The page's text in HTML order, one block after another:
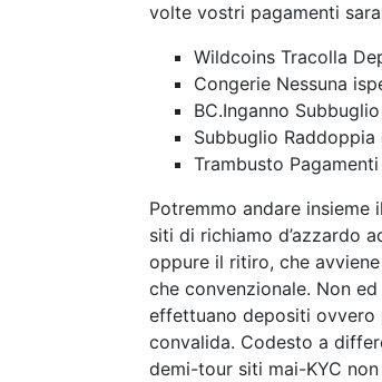
volte vostri pagamenti
Wildcoins Tracolla
Congerie Nessuna
BC.Inganno
Subbuglio
Trambusto
Potremmo andare
siti di richiamo d’azzardo
oppure il ritiro, che
che convenzionale. Non
effettuano depositi ovvero
convalida. Codesto a
demi-tour siti mai-KYC